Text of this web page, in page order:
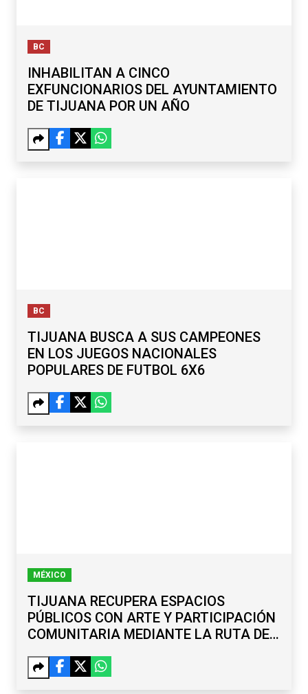
BC
INHABILITAN A CINCO
EXFUNCIONARIOS DEL AYUNTAMIENTO
DE TIJUANA POR UN AÑO
BC
TIJUANA BUSCA A SUS CAMPEONES
EN LOS JUEGOS NACIONALES
POPULARES DE FUTBOL 6X6
MÉXICO
TIJUANA RECUPERA ESPACIOS
PÚBLICOS CON ARTE Y PARTICIPACIÓN
COMUNITARIA MEDIANTE LA RUTA DE